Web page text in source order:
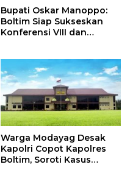
Bupati Oskar Manoppo:
Boltim Siap Sukseskan
Konferensi VIII dan
Manado
Warga Modayag Desak
Kapolri Copot Kapolres
Boltim, Soroti Kasus